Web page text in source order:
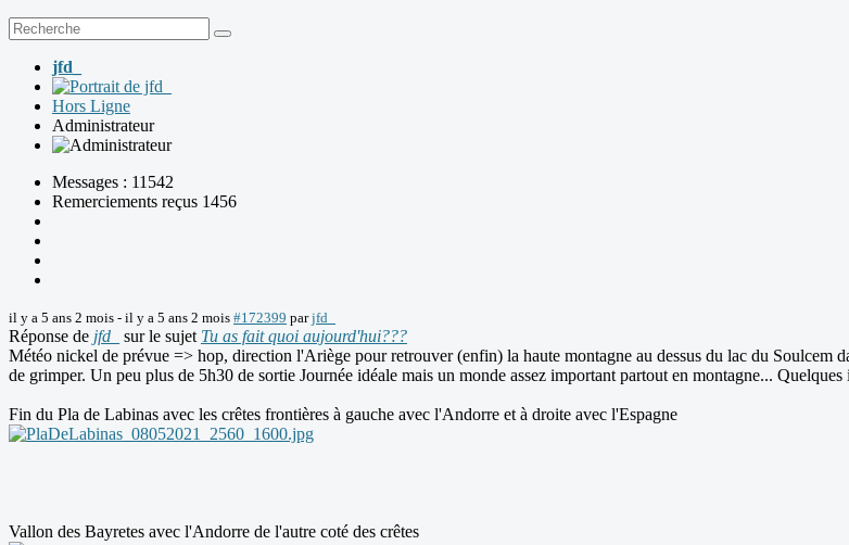
jfd_
Hors Ligne
Administrateur
Messages : 11542
Remerciements reçus 1456
il y a 5 ans 2 mois - il y a 5 ans 2 mois #172399 parjfd_
Réponse de jfd_ sur le sujet Tu as fait quoi aujourd'hui???
Météo nickel de prévue => hop, direction l'Ariège pour retrouver (enfin) la haute montagne au dessus du lac du Soulcem
de grimper. Un peu plus de 5h30 de sortie Journée idéale mais un monde assez important partout en montagne... Quelques
Fin du Pla de Labinas avec les crêtes frontières à gauche avec l'Andorre et à droite avec l'Espagne
Vallon des Bayretes avec l'Andorre de l'autre coté des crêtes